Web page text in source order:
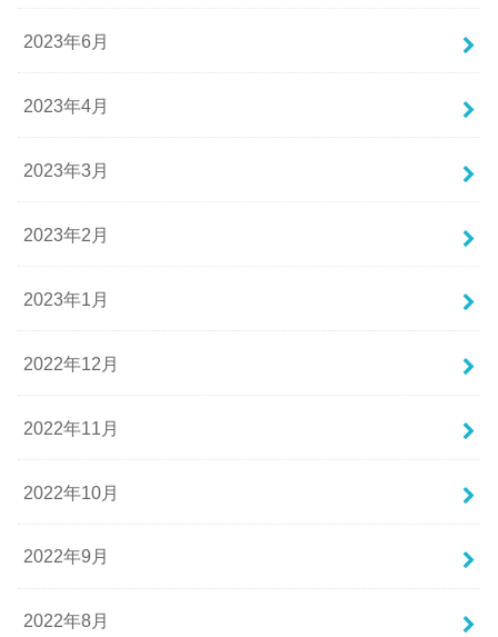
2023年6月
2023年4月
2023年3月
2023年2月
2023年1月
2022年12月
2022年11月
2022年10月
2022年9月
2022年8月